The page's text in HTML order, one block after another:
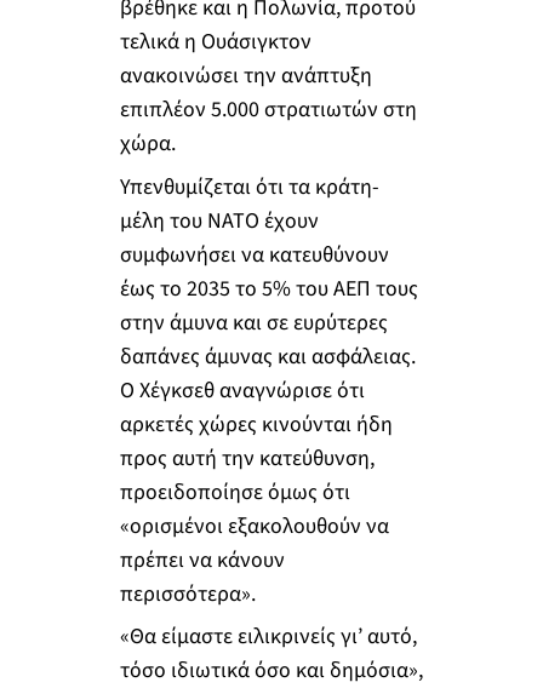
βρέθηκε και η Πολωνία, προτού
τελικά η Ουάσιγκτον
ανακοινώσει την ανάπτυξη
επιπλέον 5.000 στρατιωτών στη
χώρα.
Υπενθυμίζεται ότι τα κράτη-
μέλη του ΝΑΤΟ έχουν
συμφωνήσει να κατευθύνουν
έως το 2035 το 5% του ΑΕΠ τους
στην άμυνα και σε ευρύτερες
δαπάνες άμυνας και ασφάλειας.
Ο Χέγκσεθ αναγνώρισε ότι
αρκετές χώρες κινούνται ήδη
προς αυτή την κατεύθυνση,
προειδοποίησε όμως ότι
«ορισμένοι εξακολουθούν να
πρέπει να κάνουν
περισσότερα».
«Θα είμαστε ειλικρινείς γι’ αυτό,
τόσο ιδιωτικά όσο και δημόσια»,